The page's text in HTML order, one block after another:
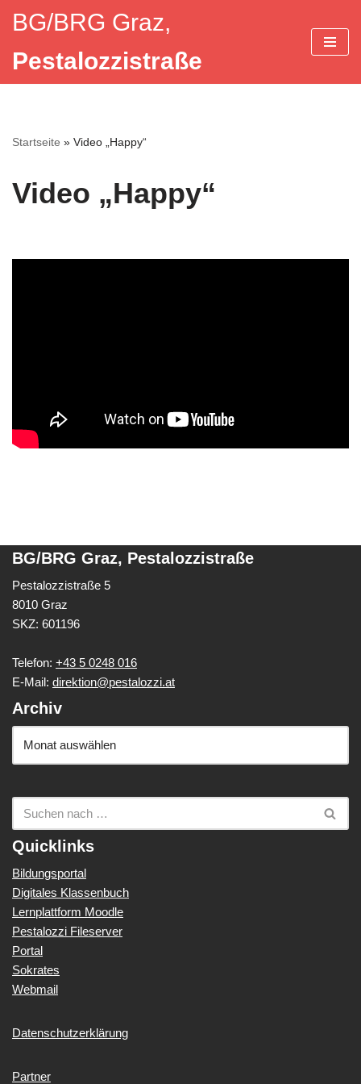
Inhalt
springen
BG/BRG Graz,
Pestalozzistraße
Startseite » Video „Happy“
Video „Happy“
BG/BRG Graz, Pestalozzistraße
Pestalozzistraße 5
8010 Graz
SKZ: 601196
Telefon: +43 5 0248 016
E-Mail: direktion@pestalozzi.at
Archiv
Quicklinks
Bildungsportal
Digitales Klassenbuch
Lernplattform Moodle
Pestalozzi Fileserver
Portal
Sokrates
Webmail
Datenschutzerklärung
Partner